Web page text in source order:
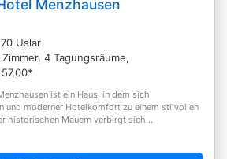
Menzhausen
Uslar
4 Tagungsräume,
ist ein Haus, in dem sich
und moderner Hotelkomfort zu einem stilvollen
historischen Mauern verbirgt sich...